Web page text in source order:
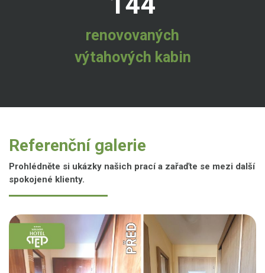
renovovaných
výtahových kabin
Referenční galerie
Prohlédněte si ukázky našich prací a zařaďte se mezi další
spokojené klienty.